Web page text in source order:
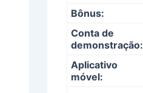
Bônus:
Conta de
demonstração:
Aplicativo
móvel: